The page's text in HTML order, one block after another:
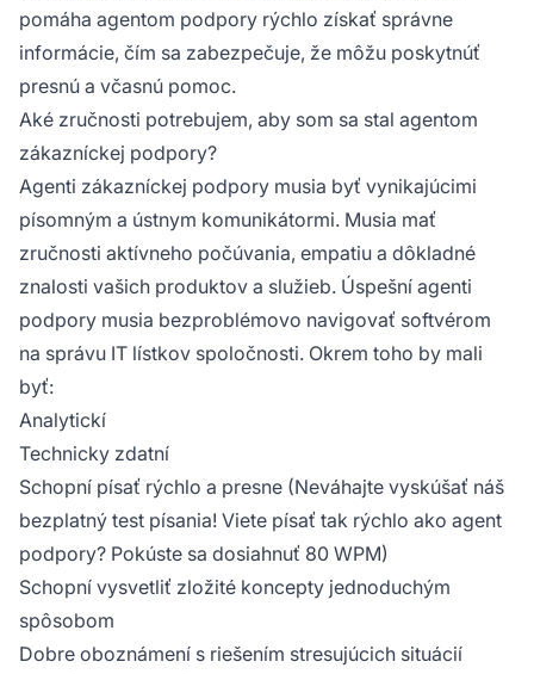
pomáha agentom podpory rýchlo získať správne
informácie, čím sa zabezpečuje, že môžu poskytnúť
presnú a včasnú pomoc.
Aké zručnosti potrebujem, aby som sa stal agentom
zákazníckej podpory?
Agenti zákazníckej podpory musia byť vynikajúcimi
písomným a ústnym komunikátormi. Musia mať
zručnosti aktívneho počúvania, empatiu a dôkladné
znalosti vašich produktov a služieb. Úspešní agenti
podpory musia bezproblémovo navigovať softvérom
na správu IT lístkov spoločnosti. Okrem toho by mali
byť:
Analytickí
Technicky zdatní
Schopní písať rýchlo a presne (Neváhajte vyskúšať náš
bezplatný test písania! Viete písať tak rýchlo ako agent
podpory? Pokúste sa dosiahnuť 80 WPM)
Schopní vysvetliť zložité koncepty jednoduchým
spôsobom
Dobre oboznámení s riešením stresujúcich situácií